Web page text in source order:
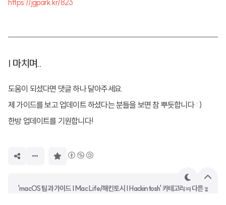
| 마치며..
도움이 되셨다면 댓글 하나 달아주세요.
제 가이드를 보고 업데이트 하셨다는 분들을 보면 참 뿌듯합니다 : )
한방 업데이트를 기원합니다!
'macOS 팁과 가이드 | Mac Life/해킨토시 | Hackintosh' 카테고리의 다른 글
테
마
상
단